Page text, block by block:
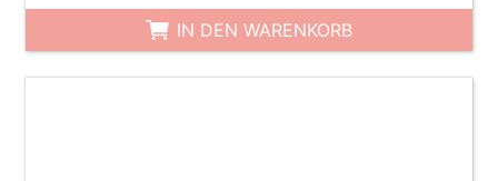
IN DEN WARENKORB